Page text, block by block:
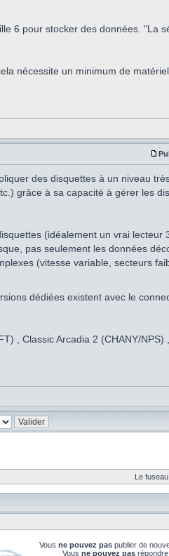
6 pour stocker des données. "La
nécessite un minimum de
des disquettes à un niveau
grâce à sa capacité à gérer les
(idéalement un vrai lecteur
pas seulement les données
(vitesse variable, secteurs
dédiées existent avec le
, Classic Arcadia 2 (CHANY/NPS)
Le
Vous ne pouvez pas publier de
Vous ne pouvez pas